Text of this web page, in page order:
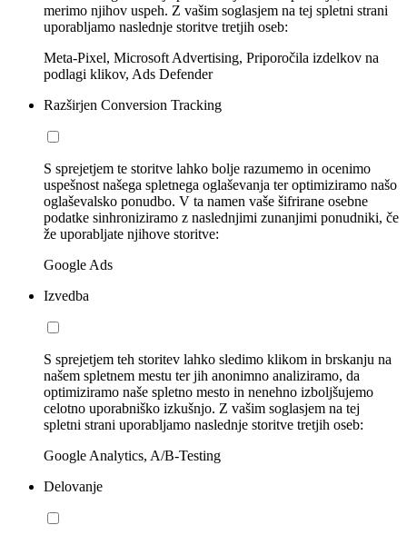
merimo njihov uspeh. Z vašim soglasjem na tej spletni strani
uporabljamo naslednje storitve tretjih oseb:
Meta-Pixel, Microsoft Advertising, Priporočila izdelkov na
podlagi klikov, Ads Defender
Razširjen Conversion Tracking
S sprejetjem te storitve lahko bolje razumemo in ocenimo
uspešnost našega spletnega oglaševanja ter optimiziramo našo
oglaševalsko ponudbo. V ta namen vaše šifrirane osebne
podatke sinhroniziramo z naslednjimi zunanjimi ponudniki, če
že uporabljate njihove storitve:
Google Ads
Izvedba
S sprejetjem teh storitev lahko sledimo klikom in brskanju na
našem spletnem mestu ter jih anonimno analiziramo, da
optimiziramo naše spletno mesto in nenehno izboljšujemo
celotno uporabniško izkušnjo. Z vašim soglasjem na tej
spletni strani uporabljamo naslednje storitve tretjih oseb:
Google Analytics, A/B-Testing
Delovanje